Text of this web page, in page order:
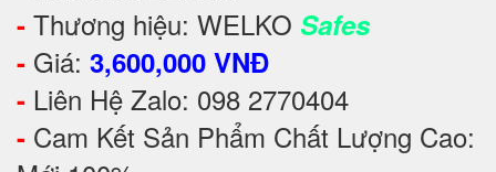
- Thương hiệu: WELKO Safes
- Giá: 3,600,000 VNĐ
- Liên Hệ Zalo: 098 2770404
- Cam Kết Sản Phẩm Chất Lượng Cao: